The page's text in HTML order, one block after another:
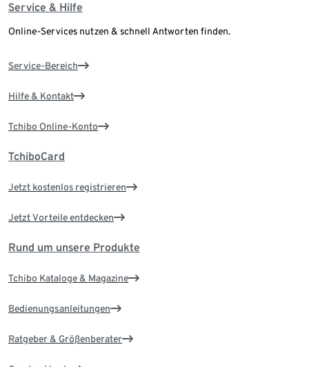
Service & Hilfe
Online-Services nutzen & schnell Antworten finden.
Service-Bereich
Hilfe & Kontakt
Tchibo Online-Konto
TchiboCard
Jetzt kostenlos registrieren
Jetzt Vorteile entdecken
Rund um unsere Produkte
Tchibo Kataloge & Magazine
Bedienungsanleitungen
Ratgeber & Größenberater